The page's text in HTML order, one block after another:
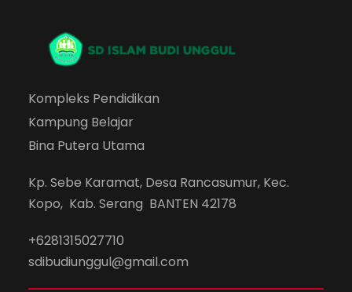
Kompleks Pendidikan
Kampung Belajar
Bina Putera Utama
Kp. Sebe Karamat, Desa Rancasumur, Kec.
Kopo, Kab. Serang BANTEN 42178
+6281315027710
sdibudiunggul@gmail.com